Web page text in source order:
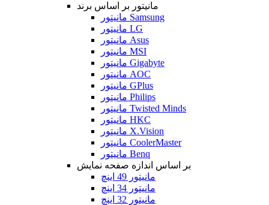
مانیتور بر اساس برند
مانیتور Samsung
مانیتور LG
مانیتور Asus
مانیتور MSI
مانیتور Gigabyte
مانیتور AOC
مانیتور GPlus
مانیتور Philips
مانیتور Twisted Minds
مانیتور HKC
مانیتور X.Vision
مانیتور CoolerMaster
مانیتور Benq
بر اساس اندازه صفحه نمایش
مانیتور 49 اینچ
مانیتور 34 اینچ
مانیتور 32 اینچ